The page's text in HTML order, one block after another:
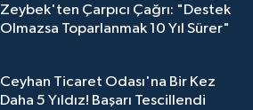
Zeybek'ten Çarpıcı Çağrı: "Destek
Olmazsa Toparlanmak 10 Yıl Sürer"
Ceyhan Ticaret Odası'na Bir Kez
Daha 5 Yıldız! Başarı Tescillendi